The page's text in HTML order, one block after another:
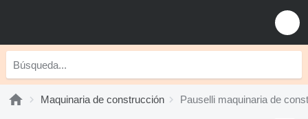
Maquinaria de construcción Pauselli maquinaria de